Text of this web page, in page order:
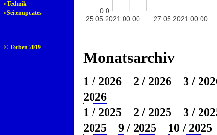
»Technik
»Seitenupdates
© Torben 2019
25.05.2021 00:00 27.05.2021 00:00
0.0
Monatsarchiv
1 / 2026 2 / 2026
3 /
2026
1 / 2025
2 / 2025
3 /
2025
9 / 2025
10 / 2025